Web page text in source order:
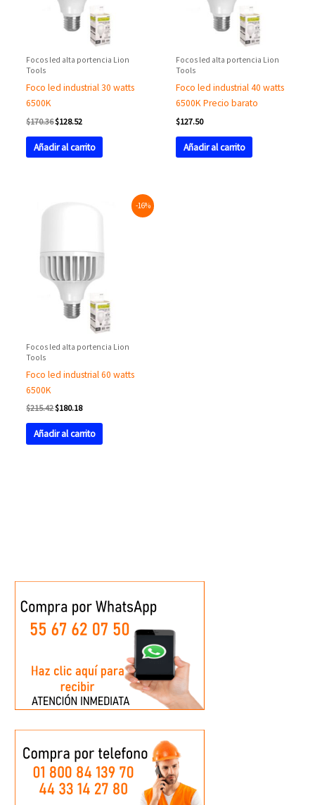
Focos led alta portencia Lion
Tools
Foco led industrial 30 watts
6500K
$170.36$128.52
Añadir al carrito
Focos led alta portencia Lion
Tools
Foco led industrial 40 watts
6500K Precio barato
$127.50
Añadir al carrito
-16%
Focos led alta portencia Lion
Tools
Foco led industrial 60 watts
6500K
$215.42$180.18
Añadir al carrito